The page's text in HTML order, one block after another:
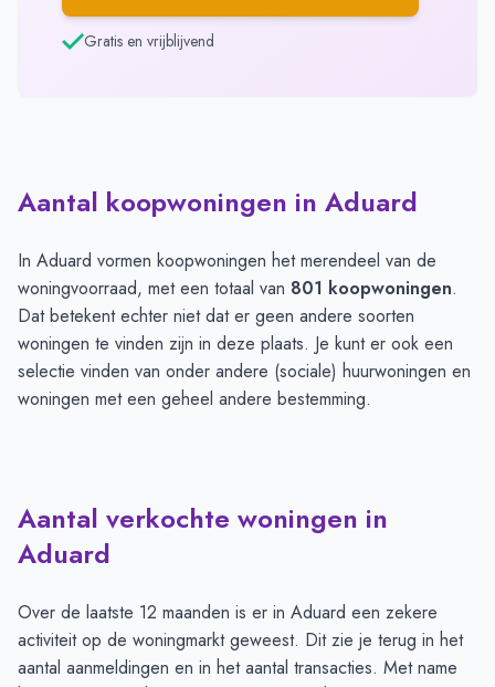
Gratis en vrijblijvend
Aantal koopwoningen in Aduard
In Aduard vormen koopwoningen het merendeel van de
woningvoorraad, met een totaal van 801 koopwoningen.
Dat betekent echter niet dat er geen andere soorten
woningen te vinden zijn in deze plaats. Je kunt er ook een
selectie vinden van onder andere (sociale) huurwoningen en
woningen met een geheel andere bestemming.
Aantal verkochte woningen in
Aduard
Over de laatste 12 maanden is er in Aduard een zekere
activiteit op de woningmarkt geweest. Dit zie je terug in het
aantal aanmeldingen en in het aantal transacties. Met name